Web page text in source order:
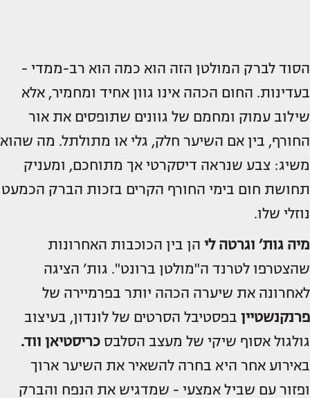
הסוד לברק המולטן הזה הוא כמה הוא רב-ממדי -
בעדינות. החום הכהה אינו גוון אחיד ומחמיר, אלא
שילוב עמוק ומחמם של גוונים שתופסים את אור
החורף, בין אם השיער חלק, גלי או מתולתל. מה שהוא
משיג: צבע שנראה דיסקרטי אך מתוחכם, ומעניק
תחושת חום בימי החורף הקרים בזכות הברק הכמעט
נוזלי שלו.
מיה גות’ וגרטה לי הן בין הכוכבות האחרונות
שהצטרפו לטרנד ה"מולטן ברונט". גות’ הציגה
לאחרונה את שיערה הכהה יותר בפרמיירה של
פרנקנשטיין בפסטיבל הסרטים של לונדון, בעיצוב
גולגול אסוף שיקי של מעצב הסלבס כריסטיאן ווד.
באירוע אחר היא בחרה להשאיר את השיער ארוך
ופזור עם שביל אמצעי - שמדגיש את הנפח והברק